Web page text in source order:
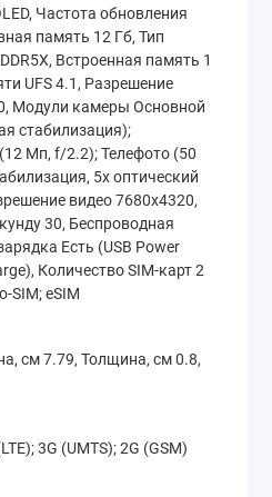
прямыми солнечными
Dolby Vision
и сериалы будут
широчайшим
и насыщенными
оттенков).
Glass 7i надежно
Pro 12Gb/1Tb — это
камеры, каждая из
со своей
Частота обновления
память 12 Гб, Тип
Встроенная память 1
UFS 4.1, Разрешение
Модули камеры Основной
стабилизация);
Мп, f/2.2); Телефото (50
5x оптический
видео 7680x4320,
30, Беспроводная
Есть (USB Power
Количество SIM-карт 2
SIM; eSIM
см 7.79, Толщина, см 0.8,
3G (UMTS); 2G (GSM)